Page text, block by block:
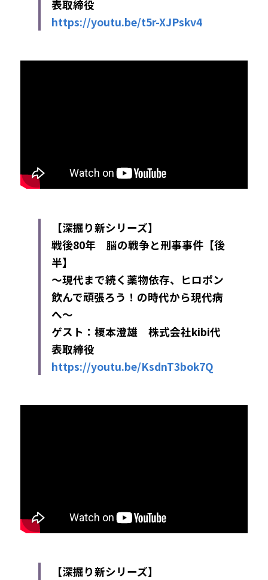
表取締役
https://youtu.be/t5r-XJPskv4
【深掘り新シリーズ】
戦後80年　脳の戦争と刑事事件【後
半】
～現代まで続く薬物依存、ヒロポン
飲んで頑張ろう！の時代から現代病
へ～
ゲスト：榎本澄雄　株式会社kibi代
表取締役
https://youtu.be/KsdnT3bok7Q
【深掘り新シリーズ】